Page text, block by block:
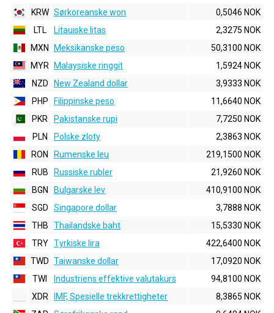
KRW Sørkoreanske won
0,5046 NOK
LTL
Litauiske litas
2,3275 NOK
MXN
Meksikanske peso
50,3100 NOK
MYR
Malaysiske ringgit
1,5924 NOK
NZD
New Zealand dollar
3,9333 NOK
PHP
Filippinske peso
11,6640 NOK
PKR
Pakistanske rupi
7,7250 NOK
PLN
Polske zloty
2,3863 NOK
RON
Rumenske leu
219,1500 NOK
RUB
Russiske rubler
21,9260 NOK
BGN
Bulgarske lev
410,9100 NOK
SGD
Singapore dollar
3,7888 NOK
THB
Thailandske baht
15,5330 NOK
TRY Tyrkiske lira
422,6400 NOK
TWD Taiwanske dollar
17,0920 NOK
TWI
Industriens effektive valutakurs
94,8100 NOK
XDR
IMF, Spesielle trekkrettigheter
8,3865 NOK